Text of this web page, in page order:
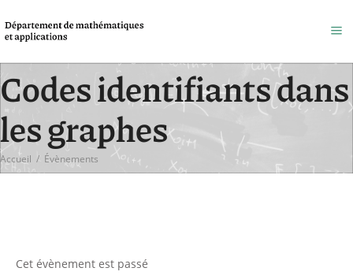
Codes identifiants dans
les graphes
Accueil / Évènements
Cet évènement est passé